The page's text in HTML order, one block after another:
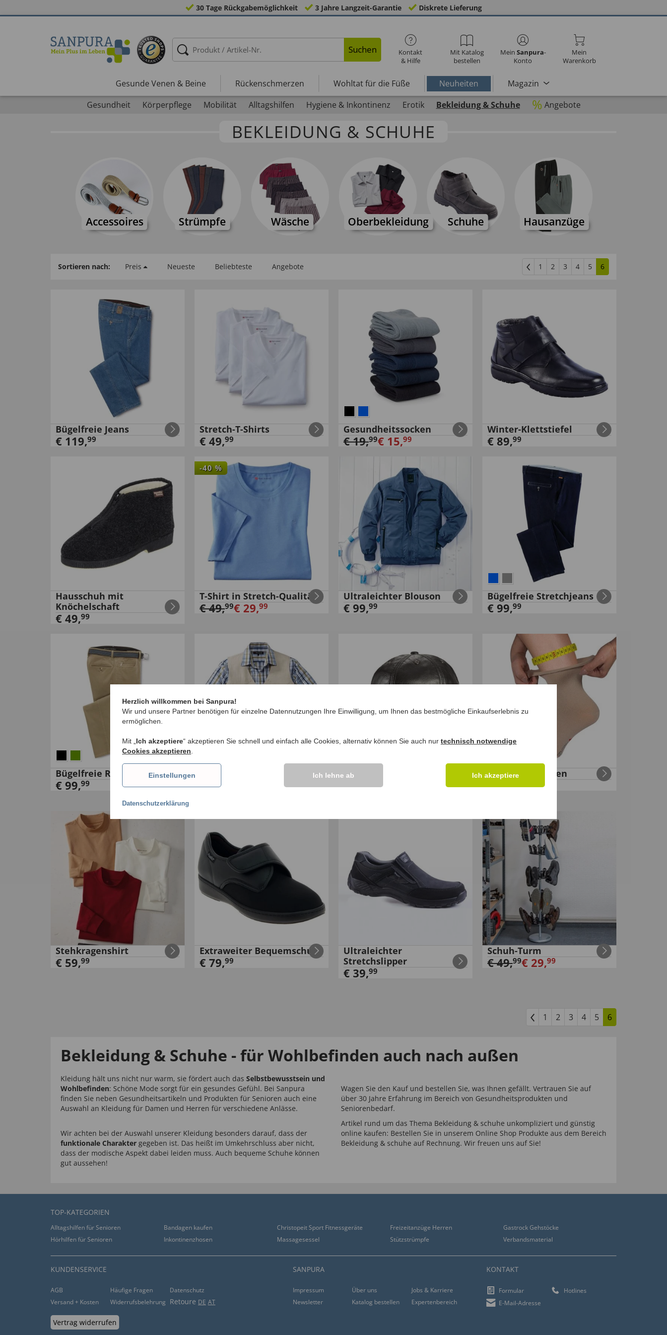
30 Tage Rückgabemöglichkeit 3 Jahre Langzeit-Garantie Diskrete Lieferung
Suchen
Kontakt
& Hilfe
Mit Katalog
bestellen
Mein Sanpura-
Konto
Mein
Warenkorb
Gesunde Venen & Beine Rückenschmerzen Wohltat für die Füße Neuheiten
Magazin
Gesundheit
Körperpflege Mobilität Alltagshilfen Hygiene & Inkontinenz Erotik Bekleidung & Schuhe % Angebote
BEKLEIDUNG & SCHUHE
Accessoires Strümpfe Wäsche Oberbekleidung Schuhe Hausanzüge
Sortieren nach: Preis Neueste Beliebteste Angebote 1 2 3 4 5 6
Bügelfreie Jeans
€ 119,99
Stretch-T-Shirts
€ 49,99
Gesundheitssocken
€19,99€ 15,99
Winter-Klettstiefel
€ 89,99
Hausschuh mit
Knöchelschaft
€ 49,99
-40 %
T-Shirt in Stretch-Qualität
€49,99€ 29,99
Ultraleichter Blouson
€ 99,99
Bügelfreie Stretchjeans
€ 99,99
Bügelfreie Reisehose
€ 99,99 €79
Amerikanische Kappe aus
Rind-Nappa
Baumwoll-Socken
€22,
Stehkragenshirt
€ 59,99
Extraweiter Bequemschuh
€ 79,99
Ultraleichter
Stretchslipper
€ 39,99
Schuh-Turm
€49,99€ 29,99
1 2 3 4 5 6
Bekleidung & Schuhe - für Wohlbefinden auch nach außen
Kleidung hält uns nicht nur warm, sie fördert auch das Selbstbewusstsein und
Wohlbefinden: Schöne Mode sorgt für ein gesundes Gefühl. Bei Sanpura
finden Sie neben Gesundheitsartikeln und Produkten für Senioren auch eine
Auswahl an Kleidung für Damen und Herren für verschiedene Anlässe.
Wir achten bei der Auswahl unserer Kleidung besonders darauf, dass der
funktionale Charakter gegeben ist. Das heißt im Umkehrschluss aber nicht,
dass der modische Aspekt dabei leiden muss. Auch bequeme Schuhe können
gut aussehen!
Wagen Sie den Kauf und bestellen Sie, was Ihnen gefällt. Vertrauen Sie auf
über 30 Jahre Erfahrung im Bereich von Gesundheitsprodukten und
Seniorenbedarf.
Artikel rund um das Thema Bekleidung & schuhe unkompliziert und günstig
online kaufen: Bestellen Sie in unserem Online Shop Produkte aus dem Bereich
Bekleidung & schuhe auf Rechnung. Wir freuen uns auf Sie!
TOP-KATEGORIEN
Alltagshilfen für Senioren Bandagen kaufen Christopeit Sport Fitnessgeräte Freizeitanzüge Herren
Gastrock Gehstöcke
Hörhilfen für Senioren
Inkontinenzhosen Massagesessel Stützstrümpfe Verbandsmaterial
KUNDENSERVICE
AGB Häufige Fragen
Datenschutz
Versand + Kosten
Widerrufsbelehrung Retoure DE AT
Vertrag widerrufen
SANPURA
Impressum Über uns
Jobs & Karriere
Newsletter
Katalog bestellen Expertenbereich
KONTAKT
Formular
Hotlines
E-Mail-Adresse
Herzlich willkommen bei Sanpura!
Wir und unsere Partner benötigen für einzelne Datennutzungen Ihre Einwilligung, um Ihnen das bestmögliche Einkaufserlebnis zu
ermöglichen.
Mit „ Ich akzeptiere“ akzeptieren Sie schnell und einfach alle Cookies, alternativ können Sie auch nur technisch notwendige
Cookies akzeptieren
Einstellungen Ich lehne ab Ich akzeptiere
Datenschutzerklärung